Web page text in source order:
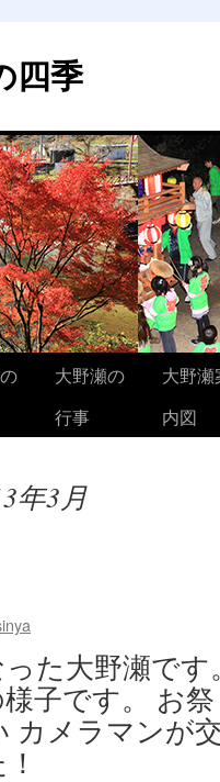
四季
大野瀬の
行事
大野瀬
内図
年3月
た大野瀬で
子です。 お
カメラマンが